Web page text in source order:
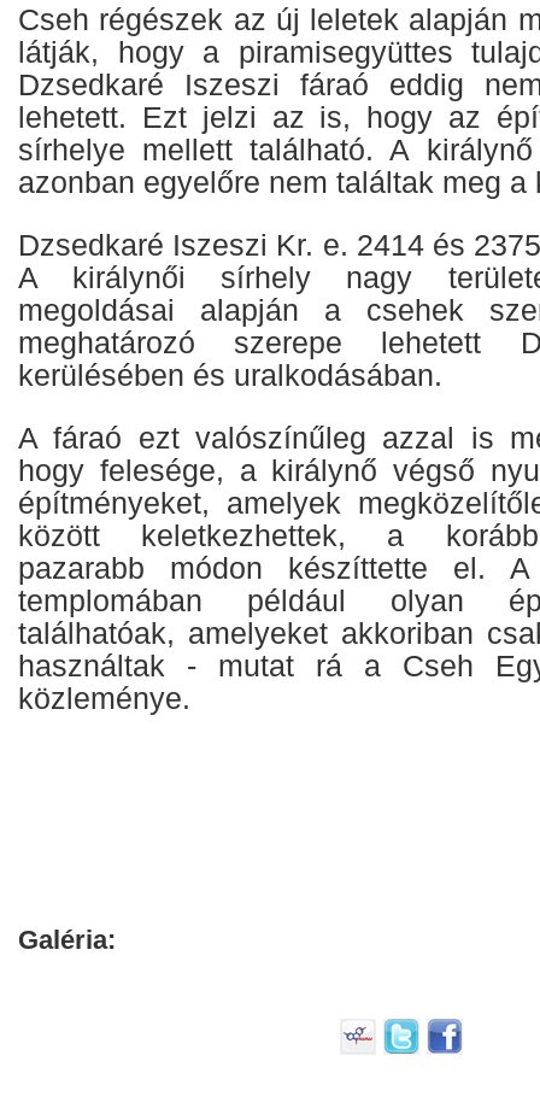
Cseh régészek az új leletek alapján
látják, hogy a piramisegyüttes
Dzsedkaré Iszeszi fáraó eddig
lehetett. Ezt jelzi az is, hogy az
sírhelye mellett található. A
azonban egyelőre nem találtak meg a
Dzsedkaré Iszeszi Kr. e. 2414 és
A királynői sírhely nagy
megoldásai alapján a csehek
meghatározó szerepe lehetett
kerülésében és uralkodásában.
A fáraó ezt valószínűleg azzal is
hogy felesége, a királynő végső
építményeket, amelyek
között keletkezhettek, a
pazarabb módon készíttette el.
templomában például olyan
találhatóak, amelyeket akkoriban
használtak - mutat rá a Cseh
közleménye.
Galéria: